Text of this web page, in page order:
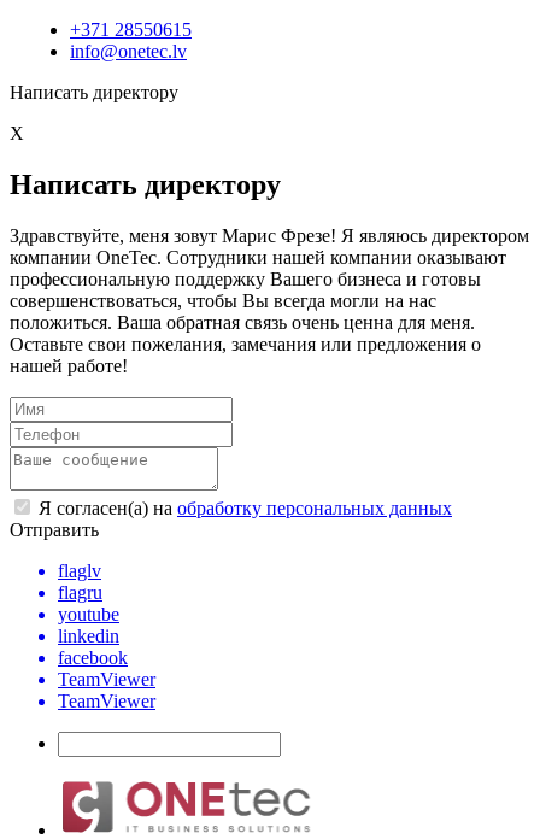
+371 28550615
info@onetec.lv
Написать директору
X
Написать директору
Здравствуйте, меня зовут Марис Фрезе! Я являюсь директором
компании OneTec. Сотрудники нашей компании оказывают
профессиональную поддержку Вашего бизнеса и готовы
совершенствоваться, чтобы Вы всегда могли на нас
положиться. Ваша обратная связь очень ценна для меня.
Оставьте свои пожелания, замечания или предложения о
нашей работе!
Я согласен(а) на обработку персональных данных
Отправить
flaglv
flagru
youtube
linkedin
facebook
TeamViewer
TeamViewer